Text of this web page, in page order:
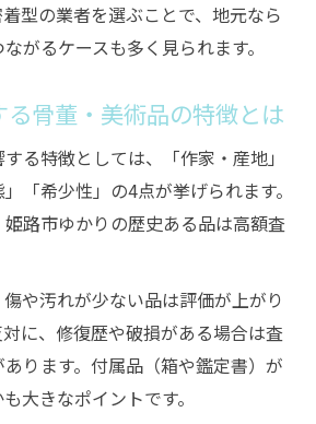
型の業者を選ぶことで、地元なら
がるケースも多く見られます。
骨董・美術品の特徴とは
る特徴としては、「作家・産地」
」「希少性」の4点が挙げられます。
路市ゆかりの歴史ある品は高額査
や汚れが少ない品は評価が上がり
に、修復歴や破損がある場合は査
ります。付属品（箱や鑑定書）が
大きなポイントです。